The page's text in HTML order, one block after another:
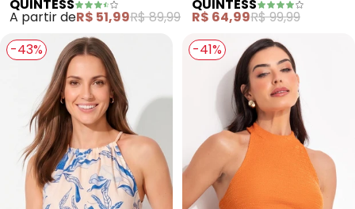
Crepe
QUINTESS
A partir deR$ 51,99R$ 89,99
QUINTESS
R$ 64,99R$ 99,99
-43%
-41%